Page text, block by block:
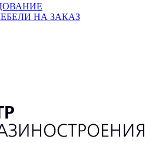
НА ЗАКАЗ